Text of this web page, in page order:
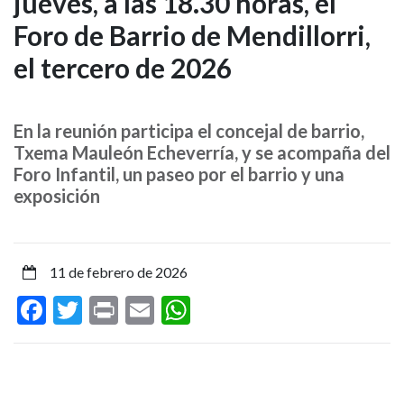
Mendillorri
acoge
este
jueves,
a
las
horas,
el
Foro de Barrio de Mendillorri,
el tercero de 2026
En la reunión participa el concejal de barrio,
Txema Mauleón Echeverría, y se acompaña del
Foro Infantil, un paseo por el barrio y una
exposición
11 de febrero de 2026
Facebook
Twitter
PrintEmail